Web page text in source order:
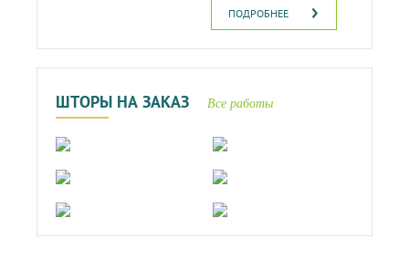
ПОДРОБНЕЕ
ШТОРЫ НА ЗАКАЗ Все работы